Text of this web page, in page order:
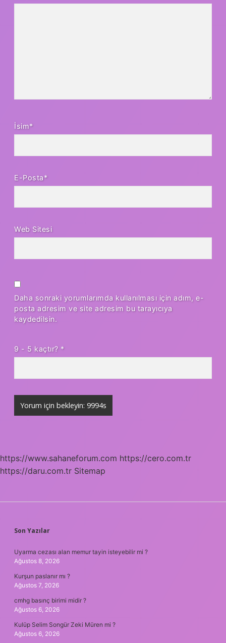
İsim*
E-Posta*
Web Sitesi
Daha sonraki yorumlarımda kullanılması için adım, e-
posta adresim ve site adresim bu tarayıcıya
kaydedilsin.
9 - 5 kaçtır? *
https://www.sahaneforum.com https://cero.com.tr
https://daru.com.tr Sitemap
SIDEBAR
Son Yazılar
Uyarma cezası alan memur tayin isteyebilir mi ?
Ağustos 8, 2026
Kurşun paslanır mı ?
Ağustos 7, 2026
cmhg basınç birimi midir ?
Ağustos 6, 2026
Kulüp Selim Songür Zeki Müren mi ?
Ağustos 6, 2026